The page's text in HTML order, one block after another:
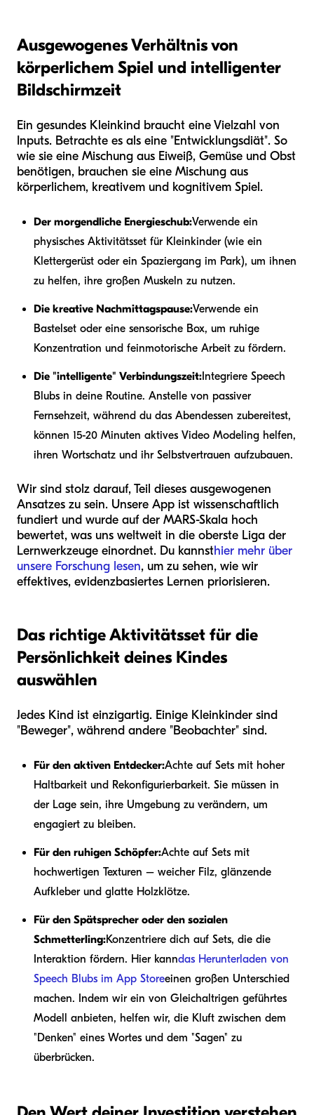
Ausgewogenes Verhältnis von
körperlichem Spiel und intelligenter
Bildschirmzeit
Ein gesundes Kleinkind braucht eine Vielzahl von
Inputs. Betrachte es als eine "Entwicklungsdiät". So
wie sie eine Mischung aus Eiweiß, Gemüse und Obst
benötigen, brauchen sie eine Mischung aus
körperlichem, kreativem und kognitivem Spiel.
Der morgendliche Energieschub:Verwende ein
physisches Aktivitätsset für Kleinkinder (wie ein
Klettergerüst oder ein Spaziergang im Park), um ihnen
zu helfen, ihre großen Muskeln zu nutzen.
Die kreative Nachmittagspause:Verwende ein
Bastelset oder eine sensorische Box, um ruhige
Konzentration und feinmotorische Arbeit zu fördern.
Die "intelligente" Verbindungszeit: Integriere Speech
Blubs in deine Routine. Anstelle von passiver
Fernsehzeit, während du das Abendessen zubereitest,
können 15-20 Minuten aktives Video Modeling helfen,
ihren Wortschatz und ihr Selbstvertrauen aufzubauen.
Wir sind stolz darauf, Teil dieses ausgewogenen
Ansatzes zu sein. Unsere App ist wissenschaftlich
fundiert und wurde auf der MARS-Skala hoch
bewertet, was uns weltweit in die oberste Liga der
Lernwerkzeuge einordnet. Du kannsthier mehr über
unsere Forschung lesen, um zu sehen, wie wir
effektives, evidenzbasiertes Lernen priorisieren.
Das richtige Aktivitätsset für die
Persönlichkeit deines Kindes
auswählen
Jedes Kind ist einzigartig. Einige Kleinkinder sind
"Beweger", während andere "Beobachter" sind.
Für den aktiven Entdecker:Achte auf Sets mit hoher
Haltbarkeit und Rekonfigurierbarkeit. Sie müssen in
der Lage sein, ihre Umgebung zu verändern, um
engagiert zu bleiben.
Für den ruhigen Schöpfer:Achte auf Sets mit
hochwertigen Texturen – weicher Filz, glänzende
Aufkleber und glatte Holzklötze.
Für den Spätsprecher oder den sozialen
Schmetterling:Konzentriere dich auf Sets, die die
Interaktion fördern. Hier kanndas Herunterladen von
Speech Blubs im App Storeeinen großen Unterschied
machen. Indem wir ein von Gleichaltrigen geführtes
Modell anbieten, helfen wir, die Kluft zwischen dem
"Denken" eines Wortes und dem "Sagen" zu
überbrücken.